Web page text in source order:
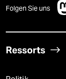
Folgen Sie uns
Ressorts